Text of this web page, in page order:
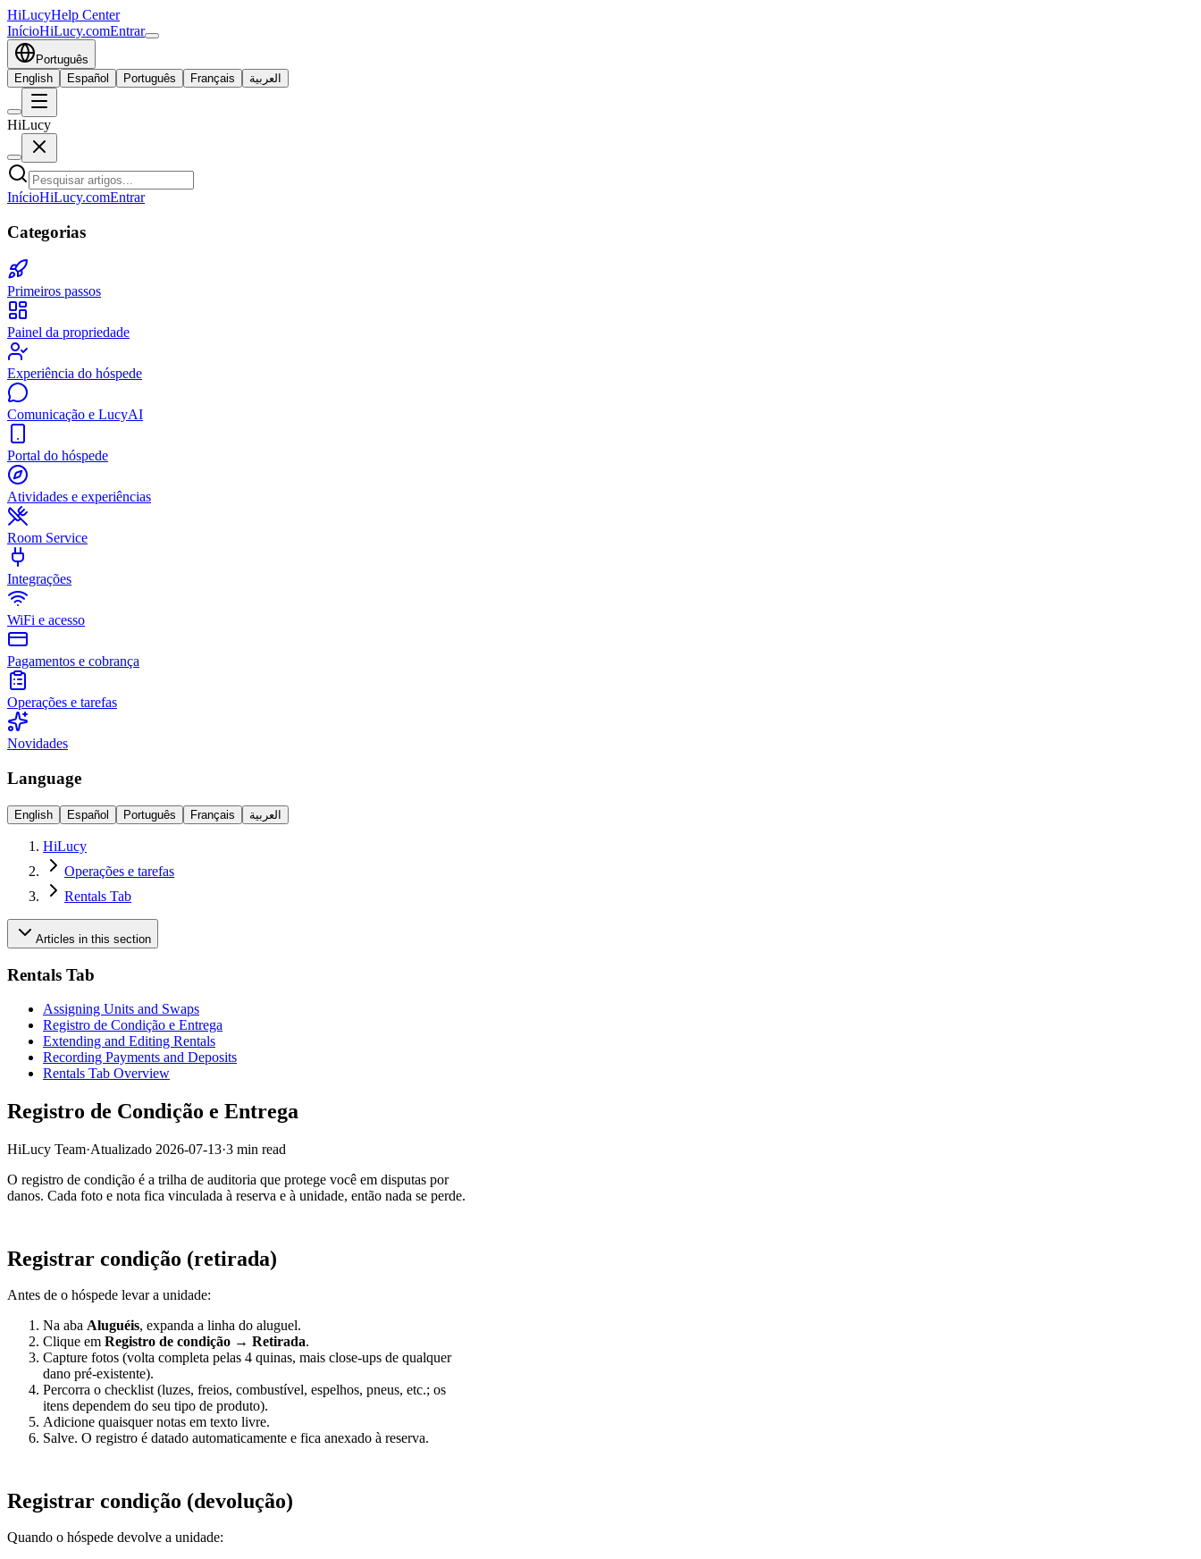
HiLucyHelp Center
InícioHiLucy.comEntrar
Português
English
Español Português Français العربية
HiLucy
InícioHiLucy.comEntrar
Categorias
Primeiros passos
Painel da propriedade
Experiência do hóspede
Comunicação e LucyAI
Portal do hóspede
Atividades e experiências
Room Service
Integrações
WiFi e acesso
Pagamentos e cobrança
Operações e tarefas
Novidades
Language
English Español Português Français العربية
HiLucy
Operações e tarefas
Rentals Tab
Articles in this section
Rentals Tab
Assigning Units and Swaps
Registro de Condição e Entrega
Extending and Editing Rentals
Recording Payments and Deposits
Rentals Tab Overview
Registro de Condição e Entrega
HiLucy Team·Atualizado 2026-07-13·3 min read
O registro de condição é a trilha de auditoria que protege você em disputas por
danos. Cada foto e nota fica vinculada à reserva e à unidade, então nada se perde.
Registrar condição (retirada)
Antes de o hóspede levar a unidade:
Na aba Aluguéis, expanda a linha do aluguel.
Clique em Registro de condição → Retirada.
Capture fotos (volta completa pelas 4 quinas, mais close-ups de qualquer
dano pré-existente).
Percorra o checklist (luzes, freios, combustível, espelhos, pneus, etc.; os
itens dependem do seu tipo de produto).
Adicione quaisquer notas em texto livre.
Salve. O registro é datado automaticamente e fica anexado à reserva.
Registrar condição (devolução)
Quando o hóspede devolve a unidade: